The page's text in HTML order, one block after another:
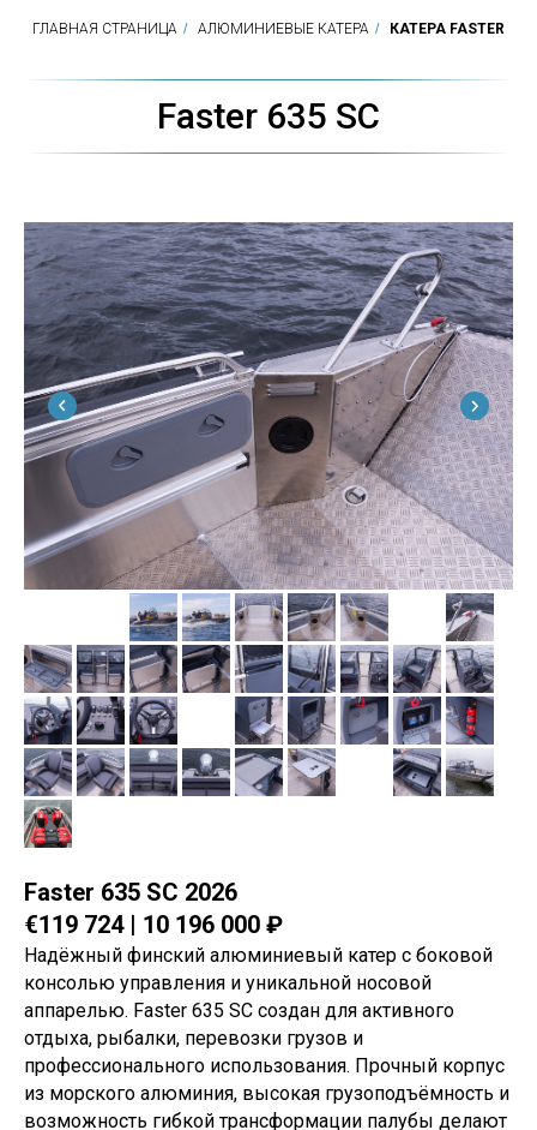
ГЛАВНАЯ СТРАНИЦА / АЛЮМИНИЕВЫЕ КАТЕРА / КАТЕРА FASTER
Faster 635 SC
Faster 635 SC 2026
€119 724 | 10 196 000 ₽
Надёжный финский алюминиевый катер с боковой
консолью управления и уникальной носовой
аппарелью. Faster 635 SC создан для активного
отдыха, рыбалки, перевозки грузов и
профессионального использования. Прочный корпус
из морского алюминия, высокая грузоподъёмность и
возможность гибкой трансформации палубы делают